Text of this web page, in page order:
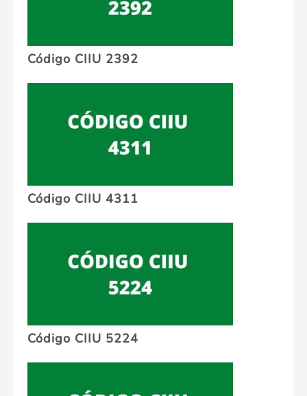
Código CIIU 2392
Código CIIU 4311
Código CIIU 5224